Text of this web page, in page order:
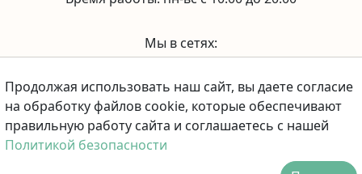
Мы в сетях:
Принимаем к оплате:
Продолжая использовать наш сайт, вы даете согласие
на обработку файлов cookie, которые обеспечивают
правильную работу сайта и соглашаетесь с нашей
Политикой безопасности